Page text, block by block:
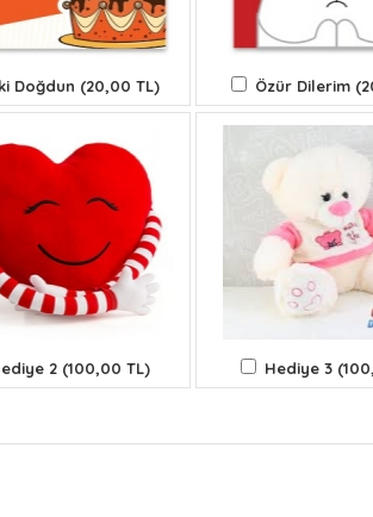
Doğdun (20,00 TL) Özür Dilerim
2 (100,00 TL) Hediye 3